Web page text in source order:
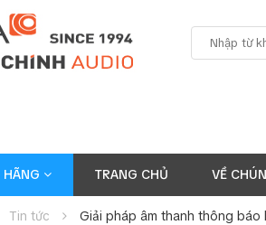
HÃNG TRANG CHỦ VỀ
Tin tức Giải pháp âm thanh thông